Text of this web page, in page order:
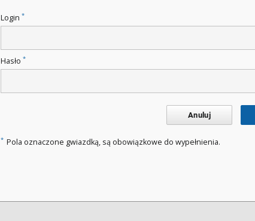
Login *
Hasło *
Anuluj
* Pola oznaczone gwiazdką, są obowiązkowe do wypełnienia.